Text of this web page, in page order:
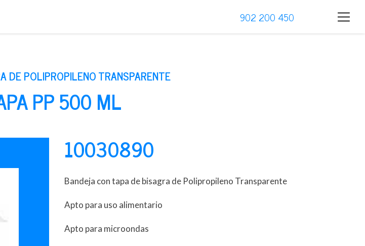
902 200 450
DE POLIPROPILENO TRANSPARENTE
PP 500 ML
10030890
Bandeja con tapa de bisagra de Polipropileno Transparente
Apto para uso alimentario
Apto para microondas